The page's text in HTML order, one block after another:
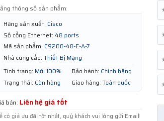
thông số sản phẩm:
Hãng sản xuất: Cisco
Số cổng Ethernet: 48 ports
Mã sản phẩm: C9200-48-E-A-7
Nhà cung cấp: Thiết Bị Mạng
Tình trạng: Mới 100% Bảo hành: Chính hãng
Trạng thái: Còn hàng Giao hàng: Toàn quốc
bán: Liên hệ giá tốt
có giá ưu đãi tốt nhất, quý khách vui lòng gửi Email!